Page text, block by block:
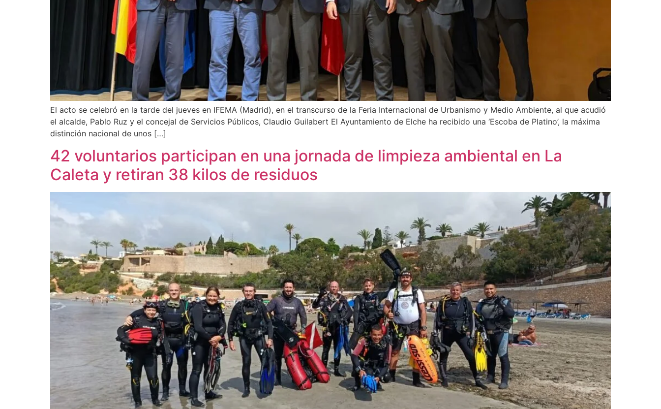
El acto se celebró en la tarde del jueves en IFEMA (Madrid), en el transcurso de la Feria Internacional de Urbanismo y Medio Ambiente, al que acudió
el alcalde, Pablo Ruz y el concejal de Servicios Públicos, Claudio Guilabert El Ayuntamiento de Elche ha recibido una ‘Escoba de Platino’, la máxima
distinción nacional de unos […]
42 voluntarios participan en una jornada de limpieza ambiental en La
Caleta y retiran 38 kilos de residuos